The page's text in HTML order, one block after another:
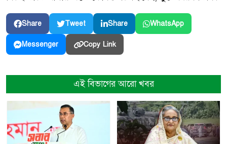
Share Tweet Share WhatsApp
Messenger Copy Link
এই বিভাগের আরো খবর